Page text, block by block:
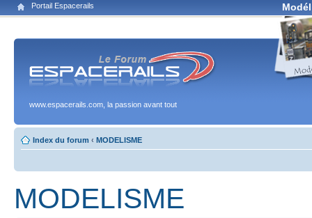
Portail Espacerails
www.espacerails.com, la passion avant tout
Index du forum ‹ MODELISME
MODELISME